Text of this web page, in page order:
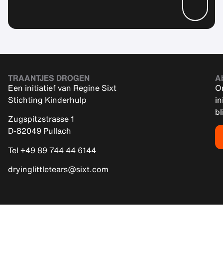
TRAANTJES DROGEN
Een initiatief van Regine Sixt
Stichting Kinderhulp
Zugspitzstrasse 1
D-82049 Pullach
Tel +49 89 744 44 6144
dryinglittletears@sixt.com